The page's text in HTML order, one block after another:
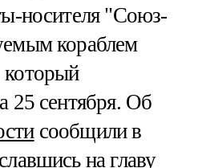
носителя "Союз-
кораблем
25 сентября. Об
сообщили в
на главу